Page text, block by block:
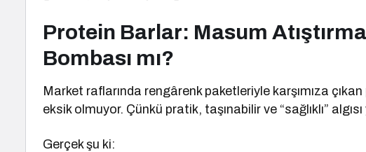
Protein Barlar: Masum
Bombası mı?
Market raflarında rengârenk paketleriyle karşımıza
eksik olmuyor. Çünkü pratik, taşınabilir ve “sağlıklı”
Gerçek şu ki: